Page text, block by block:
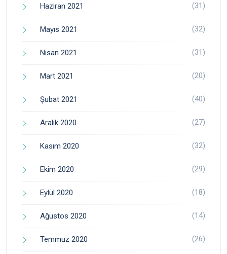
Haziran 2021 (31)
Mayıs 2021 (32)
Nisan 2021 (31)
Mart 2021 (20)
Şubat 2021 (40)
Aralık 2020 (27)
Kasım 2020 (32)
Ekim 2020 (29)
Eylül 2020 (18)
Ağustos 2020 (14)
Temmuz 2020 (26)